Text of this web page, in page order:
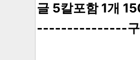
글 5칼포함 1개
---------------구